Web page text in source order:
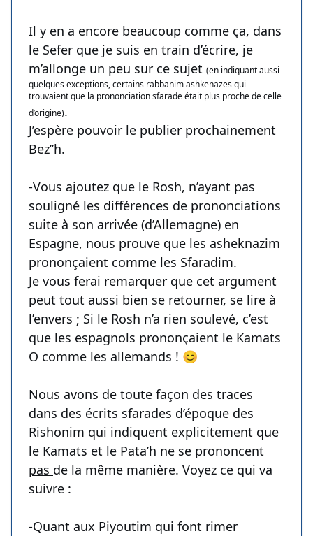
Il y en a encore beaucoup comme ça, dans
le Sefer que je suis en train d’écrire, je
m’allonge un peu sur ce sujet (en indiquant aussi
quelques exceptions, certains rabbanim ashkenazes qui
trouvaient que la prononciation sfarade était plus proche de celle
d’origine).
J’espère pouvoir le publier prochainement
Bez’’h.
-Vous ajoutez que le Rosh, n’ayant pas
souligné les différences de prononciations
suite à son arrivée (d’Allemagne) en
Espagne, nous prouve que les asheknazim
prononçaient comme les Sfaradim.
Je vous ferai remarquer que cet argument
peut tout aussi bien se retourner, se lire à
l’envers ; Si le Rosh n’a rien soulevé, c’est
que les espagnols prononçaient le Kamats
O comme les allemands ! 😊
Nous avons de toute façon des traces
dans des écrits sfarades d’époque des
Rishonim qui indiquent explicitement que
le Kamats et le Pata’h ne se prononcent
pas de la même manière. Voyez ce qui va
suivre :
-Quant aux Piyoutim qui font rimer